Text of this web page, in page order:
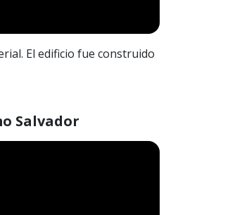
El edificio fue construido
Salvador